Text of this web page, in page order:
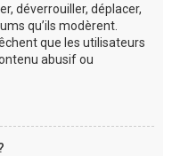
déverrouiller, déplacer,
qu’ils modèrent.
que les utilisateurs
abusif ou